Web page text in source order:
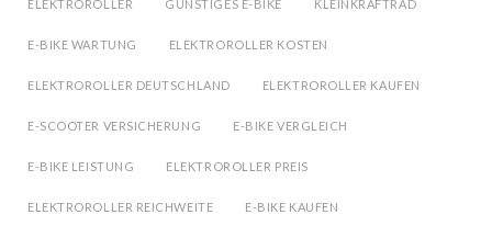
ELEKTROROLLER GÜNSTIGES E-BIKE KLEINKRAFTRAD
E-BIKE WARTUNG ELEKTROROLLER KOSTEN
ELEKTROROLLER DEUTSCHLAND ELEKTROROLLER KAUFEN
E-SCOOTER VERSICHERUNG E-BIKE VERGLEICH
E-BIKE LEISTUNG ELEKTROROLLER PREIS
ELEKTROROLLER REICHWEITE E-BIKE KAUFEN